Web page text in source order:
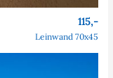
115,-
Leinwand 70x45